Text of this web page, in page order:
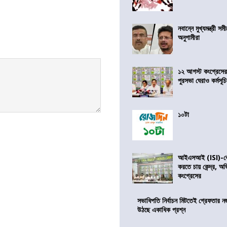
নবান্নে মুখ্যমন্ত্রী
অনুগামীরা
১২ আগস্ট
পুরসভা ঘেরাও
১০টা
আইএসআই (ISI)-
করতে চায় কেন্দ্র,
কংগ্রেসের
সভাধিপতি নির্বাচন মিটতেই গ্রেফতার
উঠছে একাধিক প্রশ্ন